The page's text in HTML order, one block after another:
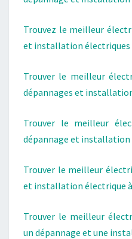
Trouvez le meilleur
et installation électriques
Trouver le meilleur
dépannages et
Trouver le meilleur
dépannage et installation
Trouver le meilleur
et installation électrique
Trouver le meilleur
un dépannage et une